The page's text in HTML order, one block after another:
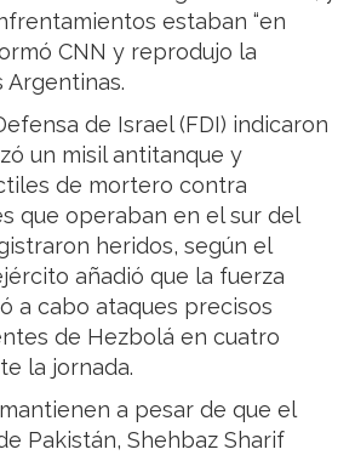
estaban “en
CNN y reprodujo la
Argentinas.
de Israel (FDI) indicaron
un misil antitanque y
de mortero contra
que operaban en el sur del
heridos, según el
añadió que la fuerza
a cabo ataques precisos
de Hezbolá en cuatro
la jornada.
a pesar de que el
Pakistán, Shehbaz Sharif